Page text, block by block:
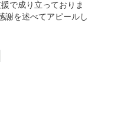
で成り立っておりま
謝を述べてアピールし